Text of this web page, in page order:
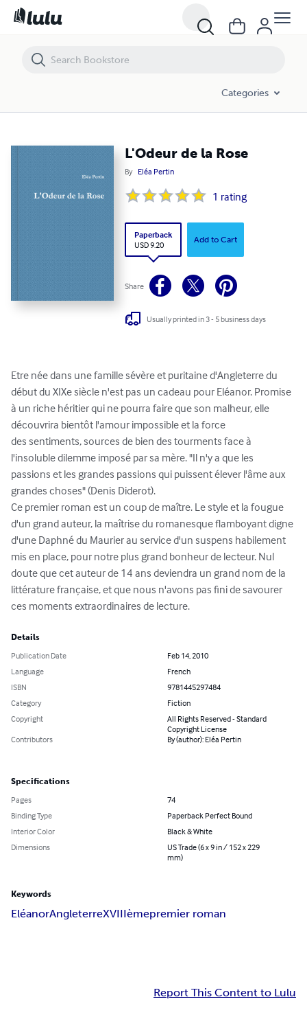
Categories
L'Odeur de la Rose
By Eléa Pertin
1 rating
Paperback
USD 9.20
Add to Cart
Share
Usually printed in 3 - 5 business days
Etre née dans une famille sévère et puritaine d'Angleterre du
début du XIXe siècle n'est pas un cadeau pour Eléanor. Promise
à un riche héritier qui ne pourra faire que son malheur, elle
découvrira bientôt l'amour impossible et la force
des sentiments, sources de bien des tourments face à
l'insoluble dilemme imposé par sa mère. "Il n'y a que les
passions et les grandes passions qui puissent élever l'âme aux
grandes choses" (Denis Diderot).
Ce premier roman est un coup de maître. Le style et la fougue
d'un grand auteur, la maîtrise du romanesque flamboyant digne
d'une Daphné du Maurier au service d'un suspens habilement
mis en place, pour notre plus grand bonheur de lecteur. Nul
doute que cet auteur de 14 ans deviendra un grand nom de la
littérature française, et que nous n'avons pas fini de savourer
ces moments extraordinaires de lecture.
Details
Publication Date
Feb 14, 2010
Language
French
ISBN
9781445297484
Category
Fiction
Copyright
All Rights Reserved - Standard
Copyright License
Contributors
By (author): Eléa Pertin
Specifications
Pages
74
Binding Type
Paperback Perfect Bound
Interior Color
Black & White
Dimensions
US Trade (6 x 9 in / 152 x 229
mm)
Keywords
EléanorAngleterreXVIIIèmepremier roman
Report This Content to Lulu
L'Odeur de la Rose